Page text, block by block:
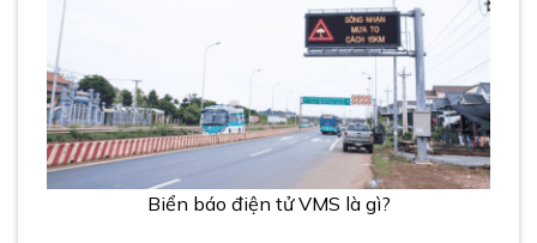
Biển báo điện tử VMS là gì?